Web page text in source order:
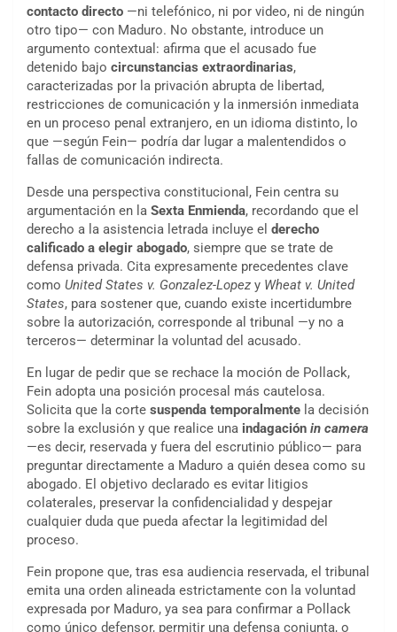
contacto directo —ni telefónico, ni por video, ni de ningún
otro tipo— con Maduro. No obstante, introduce un
argumento contextual: afirma que el acusado fue
detenido bajo circunstancias extraordinarias,
caracterizadas por la privación abrupta de libertad,
restricciones de comunicación y la inmersión inmediata
en un proceso penal extranjero, en un idioma distinto, lo
que —según Fein— podría dar lugar a malentendidos o
fallas de comunicación indirecta.
Desde una perspectiva constitucional, Fein centra su
argumentación en la Sexta Enmienda, recordando que el
derecho a la asistencia letrada incluye el derecho
calificado a elegir abogado, siempre que se trate de
defensa privada. Cita expresamente precedentes clave
como United States v. Gonzalez-Lopez y Wheat v. United
States, para sostener que, cuando existe incertidumbre
sobre la autorización, corresponde al tribunal —y no a
terceros— determinar la voluntad del acusado.
En lugar de pedir que se rechace la moción de Pollack,
Fein adopta una posición procesal más cautelosa.
Solicita que la corte suspenda temporalmente la decisión
sobre la exclusión y que realice una indagación in camera
—es decir, reservada y fuera del escrutinio público— para
preguntar directamente a Maduro a quién desea como su
abogado. El objetivo declarado es evitar litigios
colaterales, preservar la confidencialidad y despejar
cualquier duda que pueda afectar la legitimidad del
proceso.
Fein propone que, tras esa audiencia reservada, el tribunal
emita una orden alineada estrictamente con la voluntad
expresada por Maduro, ya sea para confirmar a Pollack
como único defensor, permitir una defensa conjunta, o